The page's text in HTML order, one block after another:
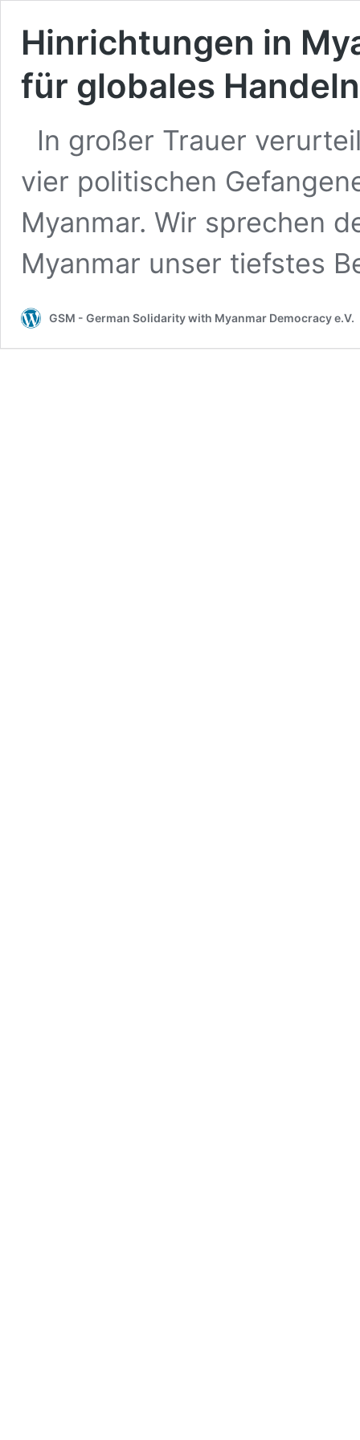
Hinrichtungen in
für globales Handeln
In großer Trauer
vier politischen
Myanmar. Wir sprechen
Myanmar unser tiefstes
GSM - German Solidarity with Myanmar Democracy e.V.